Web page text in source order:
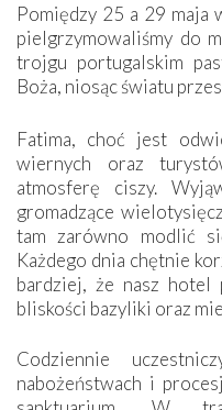
Pomiędzy 25 a 29 maja
pielgrzymowaliśmy do
trojgu portugalskim
Boża, niosąc światu
Fatima, choć jest
wiernych oraz
atmosferę ciszy.
gromadzące
tam zarówno modlić
Każdego dnia chętnie
bardziej, że nasz hotel
bliskości bazyliki oraz
Codziennie
nabożeństwach i